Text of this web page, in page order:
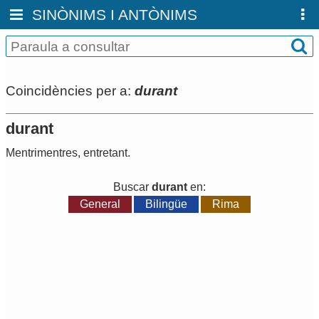
SINÒNIMS I ANTÒNIMS
Coincidències per a: durant
durant
Mentrimentres, entretant.
Buscar durant en:
General
Bilingüe Rima